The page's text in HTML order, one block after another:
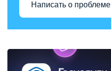
Написать о проблеме